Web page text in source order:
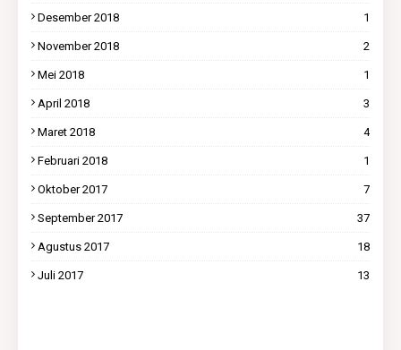
Desember 2018 1
November 2018 2
Mei 2018 1
April 2018 3
Maret 2018 4
Februari 2018 1
Oktober 2017 7
September 2017 37
Agustus 2017 18
Juli 2017 13